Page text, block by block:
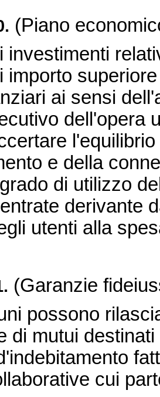
(Piano
importo
ai sensi
dell'opera
e della
di utilizzo
derivante
utenti alla
(Garanzie
possono
di mutui
cui